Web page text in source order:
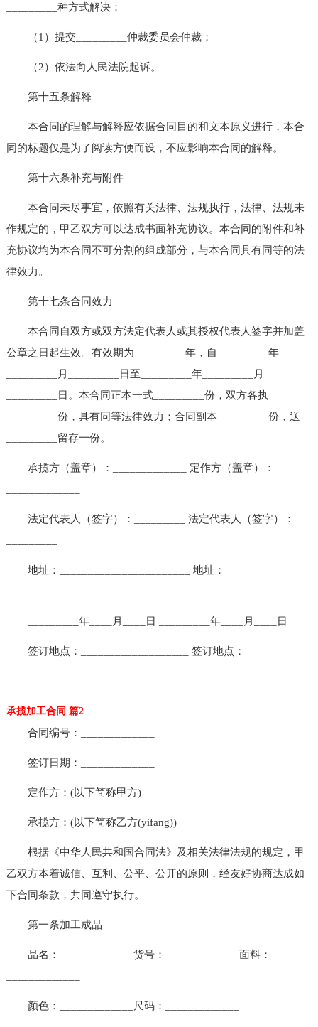
_________种方式解决：
（1）提交_________仲裁委员会仲裁；
（2）依法向人民法院起诉。
第十五条解释
本合同的理解与解释应依据合同目的和文本原义进行，本合
同的标题仅是为了阅读方便而设，不应影响本合同的解释。
第十六条补充与附件
本合同未尽事宜，依照有关法律、法规执行，法律、法规未
作规定的，甲乙双方可以达成书面补充协议。本合同的附件和补
充协议均为本合同不可分割的组成部分，与本合同具有同等的法
律效力。
第十七条合同效力
本合同自双方或双方法定代表人或其授权代表人签字并加盖
公章之日起生效。有效期为_________年，自_________年
_________月_________日至_________年_________月
_________日。本合同正本一式_________份，双方各执
_________份，具有同等法律效力；合同副本_________份，送
_________留存一份。
承揽方（盖章）：_____________ 定作方（盖章）：
法定代表人（签字）：_________ 法定代表人（签字）：
地址：_______________________ 地址：
_________年____月____日 _________年____月____日
签订地点：___________________ 签订地点：
承揽加工合同 篇2
合同编号：_____________
签订日期：_____________
定作方：(以下简称甲方)_____________
承揽方：(以下简称乙方(yifang))_____________
根据《中华人民共和国合同法》及相关法律法规的规定，甲
乙双方本着诚信、互利、公平、公开的原则，经友好协商达成如
下合同条款，共同遵守执行。
第一条加工成品
品名：_____________货号：_____________面料：
颜色：_____________尺码：_____________